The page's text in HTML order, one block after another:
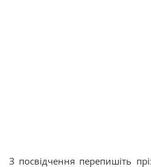
З посвідчення перепишіть